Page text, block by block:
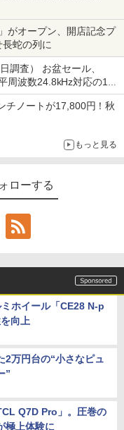
がオープン、開店記念プ
蛇の列に
調査） お盆セール、
波数24.8kHz対応の17
ール ほか
チノートが17,800円！秋
もっと見る
ローする
ホイール「CE28 N-p
向上
2万円台の“小さなピュ
”
Q7D Pro」。圧巻の
極上体験に